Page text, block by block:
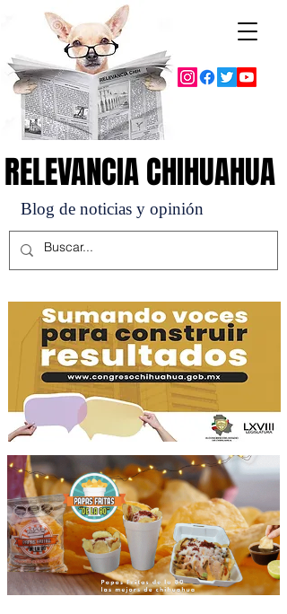
Blog de noticias y opinión
RELEVANCIA CHIHUAHUA
RELEVANCIA CHIHUAHUA